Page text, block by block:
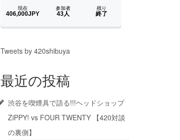
Tweets by 420shibuya
最近の投稿
渋谷を喫煙具で語る!!!ヘッドショップ
ZiPPY! vs FOUR TWENTY 【420対談
の裏側】